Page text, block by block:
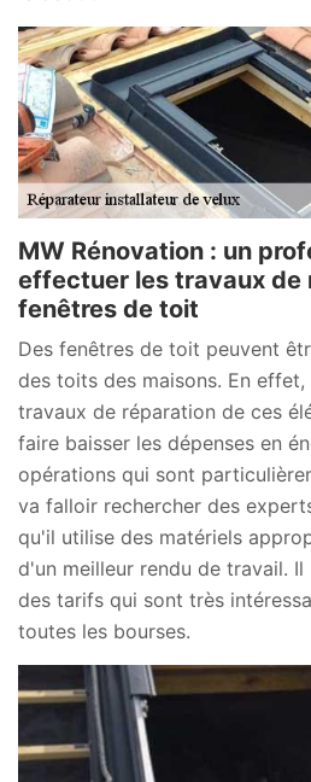
MW Rénovation : un
effectuer les travaux de
fenêtres de toit
Des fenêtres de toit peuvent
des toits des maisons. En
travaux de réparation de ces
faire baisser les dépenses en
opérations qui sont
va falloir rechercher des
qu'il utilise des matériels
d'un meilleur rendu de travail.
des tarifs qui sont très
toutes les bourses.